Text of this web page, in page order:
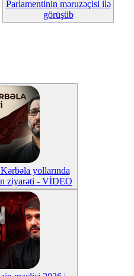
Parlamentinin məruzəçisi ilə
görüşüb
yollarında
ziyarəti - VİDEO